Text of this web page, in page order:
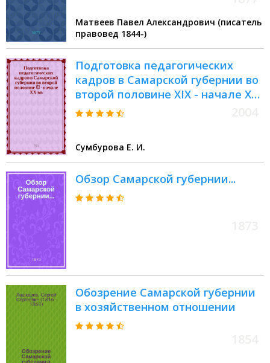
Матвеев Павел Александрович (писатель
правовед 1844-)
Подготовка педагогических
кадров в Самарской губернии во
второй половине XIX - начале ХХ
вв.
Сумбурова Е. И.
Обзор Самарской губернии...
Обозрение Самарской губернии
в хозяйственном отношении